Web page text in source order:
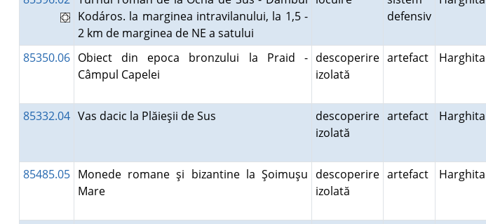
Kodáros. la marginea intravilanului, la 1,5 -
2 km de marginea de NE a satului
defensiv
85350.06 Obiect din epoca bronzului la Praid -
Câmpul Capelei
descoperire
izolată
artefact Harghita
85332.04 Vas dacic la Plăieşii de Sus
descoperire
izolată
artefact Harghita
85485.05 Monede romane şi bizantine la Şoimuşu
Mare
descoperire
izolată
artefact Harghita